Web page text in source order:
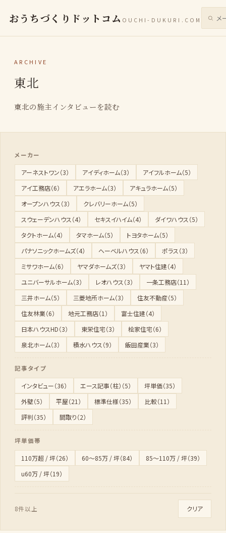
おうちづくりドットコム OUCHI-DUKURI.COM サイ
ARCHIVE
東北
東北の施主インタビューを読む
メーカー
アーネストワン（3） アイディホーム（3）
アイフルホーム（5）
アイ工務店（6）
アエラホーム（3）
アキュラホーム（5）
オープンハウス（3）
クレバリーホーム（5）
スウェーデンハウス（4）
セキスイハイム（4）
ダイワハウス（5）
タクトホーム（4）
タマホーム（5）
トヨタホーム（5）
パナソニックホームズ（4）
ヘーベルハウス（6）
ポラス（3）
ミサワホーム（6）
ヤマダホームズ（3）
ヤマト住建（4）
ユニバーサルホーム（3）
レオハウス（3）
一条工務店（11）
三井ホーム（5）
三菱地所ホーム（3）
住友不動産（5）
住友林業（6）
地元工務店（1）
富士住建（4）
日本ハウスHD（3）
東栄住宅（3）
桧家住宅（6）
泉北ホーム（3）
積水ハウス（9） 飯田産業（3）
記事タイプ
インタビュー（36） エース記事（柱）（5）
坪単価（35）
外壁（5）
平屋（21） 標準仕様（35）
比較（11）
評判（35）
間取り（2）
坪単価帯
110万超 / 坪（26） 60〜85万 / 坪（84）
85〜110万 / 坪（39）
u60万 / 坪（19）
8件以上 クリア